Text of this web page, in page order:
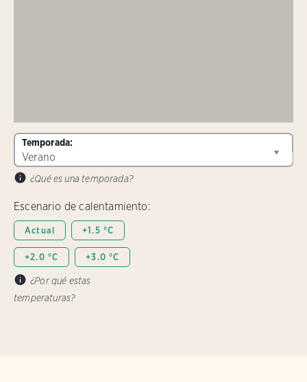
Temporada:
¿Qué es una temporada?
Escenario de calentamiento:
Actual +1.5 °C
+2.0 °C +3.0 °C
¿Por qué estas
temperaturas?